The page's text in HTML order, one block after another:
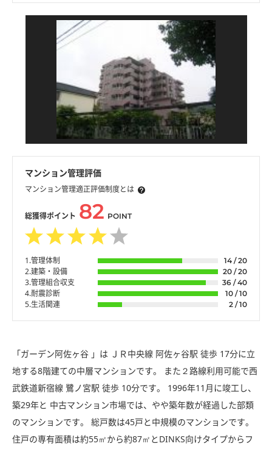
マンション管理評価
マンション管理適正評価制度とは
総獲得ポイント 82 POINT
1.管理体制 14 / 20
2.建築・設備 20 / 20
3.管理組合収支 36 / 40
4.耐震診断 10 / 10
5.生活関連 2 / 10
「ガーデン阿佐ヶ谷 」は ＪＲ中央線 阿佐ヶ谷駅 徒歩 17分に立
地する8階建ての中層マンションです。 また２路線利用可能で西
武鉄道新宿線 鷺ノ宮駅 徒歩 10分です。 1996年11月に竣工し、
築29年と 中古マンション市場では、やや築年数が経過した部類
のマンションです。 総戸数は45戸と中規模のマンションです。
住戸の専有面積は約55㎡から約87㎡とDINKS向けタイプからフ